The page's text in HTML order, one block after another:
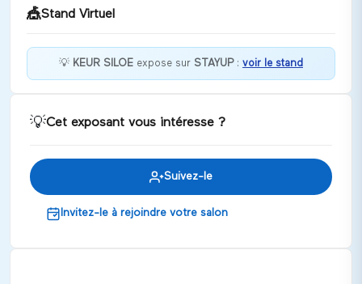
🎪Stand Virtuel
Discuter
💡 KEUR SILOE expose sur STAYUP: voir le stand
💡Cet exposant vous intéresse ?
Suivez-le
Invitez-le à rejoindre votre salon